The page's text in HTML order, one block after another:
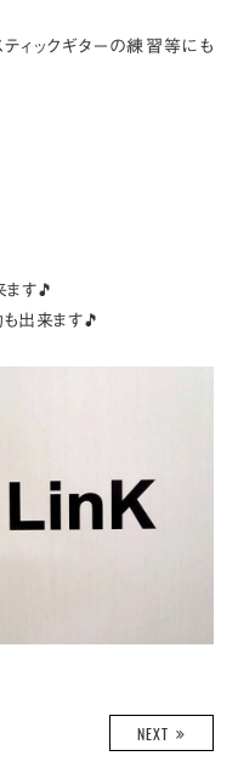
ィックギターの練習等にも
す🎵
出来ます🎵
NEXT